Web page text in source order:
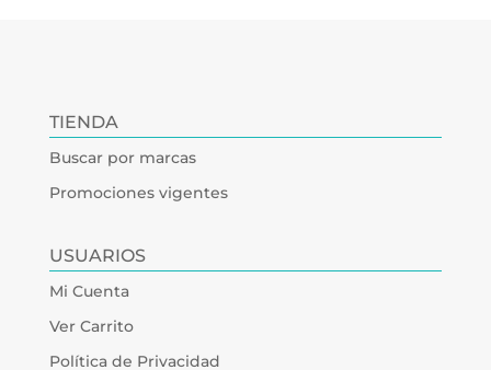
TIENDA
Buscar por marcas
Promociones vigentes
USUARIOS
Mi Cuenta
Ver Carrito
Política de Privacidad